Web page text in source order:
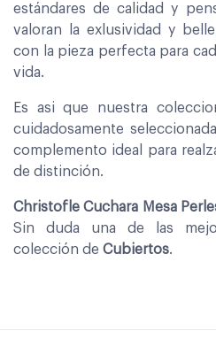
estándares de calidad y
valoran la exlusividad y
con la pieza perfecta para
vida.
Es asi que nuestra
cuidadosamente
complemento ideal para
de distinción.
Christofle Cuchara Mesa
Sin duda una de las
colección de Cubiertos.